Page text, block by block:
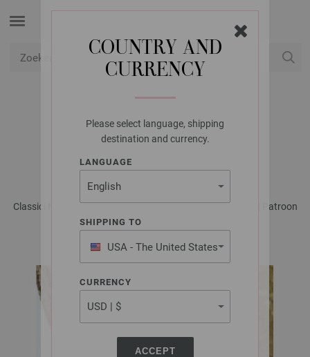
COUNTRY AND
CURRENCY
Please select language, shipping
destination and currency.
LANGUAGE
SHIPPING TO
USA - The United States
of America
CURRENCY
ACCEPT
LANA GROSSA
MUTS COOL WOOL
Classici No. 29 - Tijdschrift (DE) + Breibeschrijvingen (NL) | Patroon